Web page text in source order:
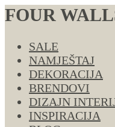
FOUR
SALE
NAMJEŠTAJ
DEKORACIJA
BRENDOVI
DIZAJN
INSPIRACIJA